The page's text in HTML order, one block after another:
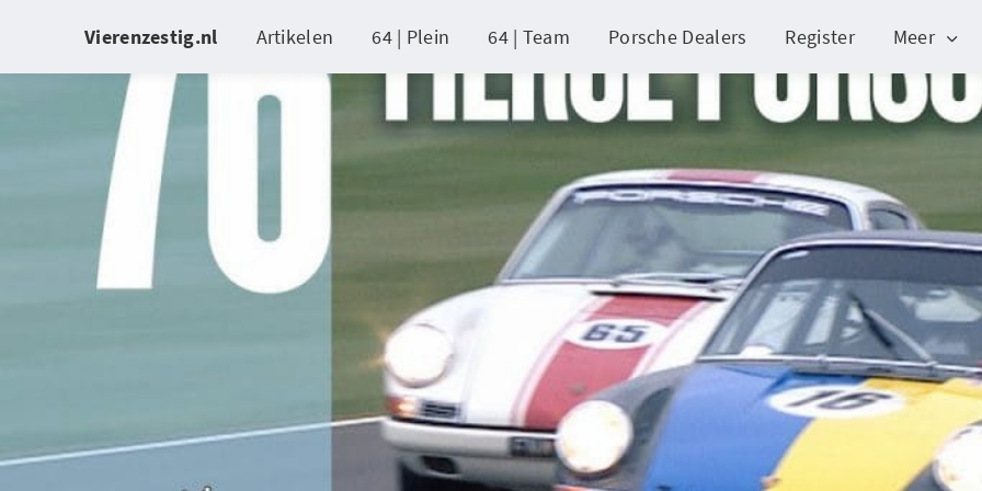
Vierenzestig.nl Artikelen 64 | Plein 64 | Team Porsche Dealers Register Meer